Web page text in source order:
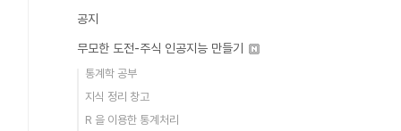
공지
무모한 도전-주식 인공지능 만들기
통계학 공부
지식 정리 창고
R 을 이용한 통계처리